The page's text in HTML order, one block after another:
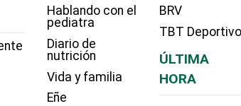
Hablando con el
pediatra
Diario de
nutrición
Vida y familia
Eñe
BRV
TBT Deportivo
ÚLTIMA
HORA